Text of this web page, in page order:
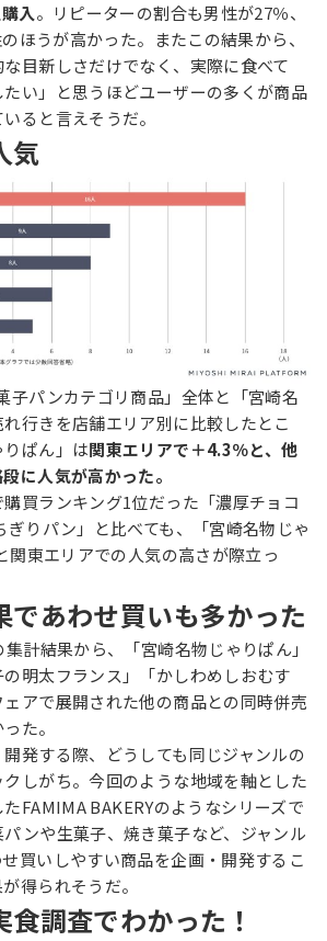
入。リピーターの割合も男性が27％、
ほうが高かった。またこの結果から、
目新しさだけでなく、実際に食べて
たい」と思うほどユーザーの多くが商品
ると言えそうだ。
気
子パンカテゴリ商品」全体と「宮崎名
行きを店舗エリア別に比較したとこ
ぱん」は関東エリアで＋4.3％と、他
に人気が高かった。
買ランキング1位だった「濃厚チョコ
ぎりパン」と比べても、「宮崎名物じゃ
関東エリアでの人気の高さが際立っ
であわせ買いも多かった
計結果から、「宮崎名物じゃりぱん」
明太フランス」「かしわめしおむす
アで展開された他の商品との同時併売
た。
発する際、どうしても同じジャンルの
しがち。今回のような地域を軸とした
FAMIMA BAKERYのようなシリーズで
ンや生菓子、焼き菓子など、ジャンル
買いしやすい商品を企画・開発するこ
得られそうだ。
調査でわかった！